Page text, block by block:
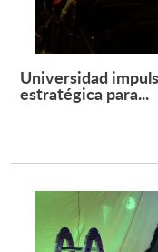
Universidad
estratégica para...